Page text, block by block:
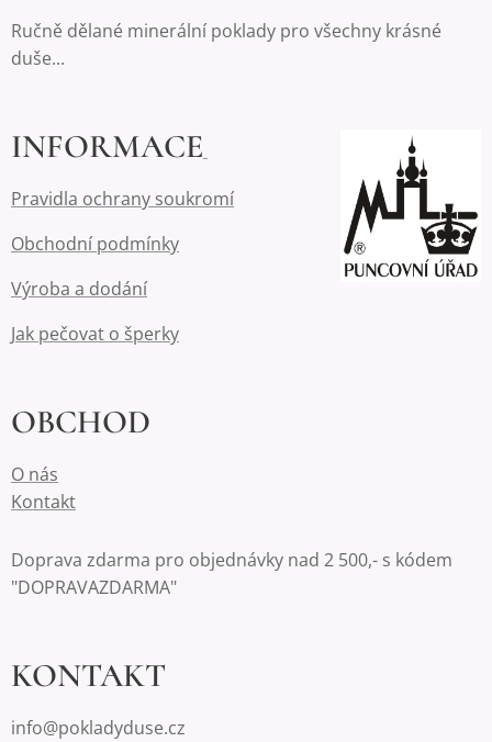
Ručně dělané minerální poklady pro všechny krásné
duše...
INFORMACE
Pravidla ochrany soukromí
Obchodní podmínky
Výroba a dodání
Jak pečovat o šperky
OBCHOD
O nás
Kontakt
Doprava zdarma pro objednávky nad 2 500,- s kódem
"DOPRAVAZDARMA"
KONTAKT
info@pokladyduse.cz